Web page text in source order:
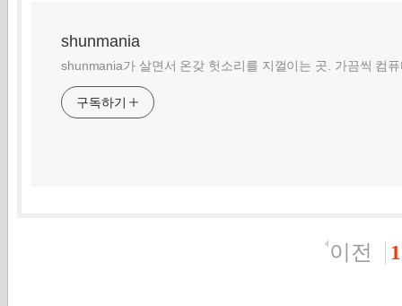
shunmania
shunmania가 살면서 온갖 헛소리를 지껄이는 곳. 가끔씩 컴
구독하기
이전 1